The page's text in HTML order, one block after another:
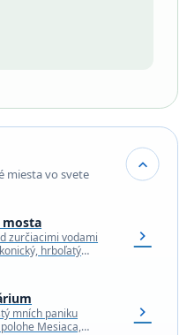
miesta vo svete expand_more
mosta
zurčiacimi vodami
hrboľatý
chevron_right
mních paniku
Mesiaca,
chevron_right